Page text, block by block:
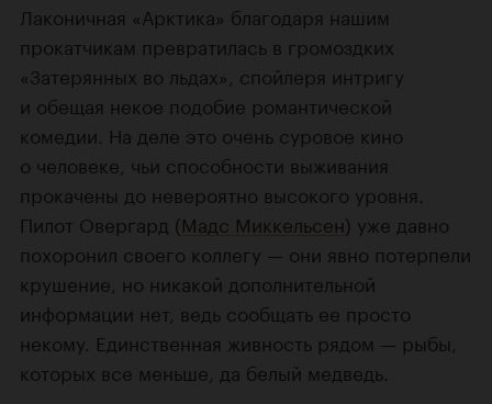
Лаконичная «Арктика» благодаря нашим
прокатчикам превратилась в громоздких
«Затерянных во льдах», спойлеря интригу
и обещая некое подобие романтической
комедии. На деле это очень суровое кино
о человеке, чьи способности выживания
прокачены до невероятно высокого уровня.
Пилот Овергард (Мадс Миккельсен) уже давно
похоронил своего коллегу — они явно потерпели
крушение, но никакой дополнительной
информации нет, ведь сообщать ее просто
некому. Единственная живность рядом — рыбы,
которых все меньше, да белый медведь.